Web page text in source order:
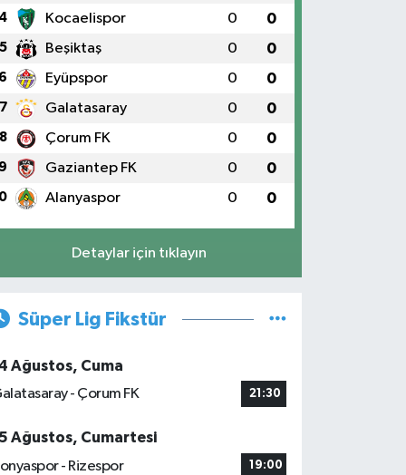
4 Kocaelispor 0 0
5 Beşiktaş 0 0
6 Eyüpspor 0 0
7 Galatasaray 0 0
8 Çorum FK 0 0
9 Gaziantep FK 0 0
Alanyaspor 0 0
Detaylar için tıklayın
Süper Lig Fikstür
Ağustos, Cuma
- Çorum FK
21:30
Ağustos, Cumartesi
- Rizespor
19:00